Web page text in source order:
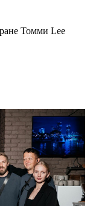
Томми Lee